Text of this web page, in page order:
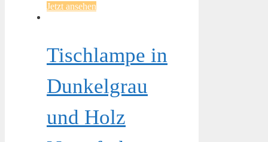
Jetzt ansehen
Tischlampe in
Dunkelgrau
und Holz